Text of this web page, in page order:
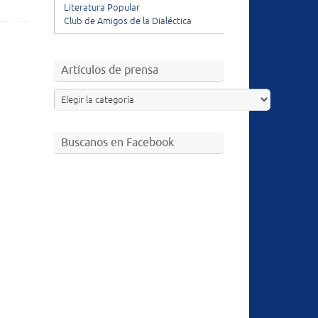
Literatura Popular
Club de Amigos de la Dialéctica
Artículos de prensa
Buscanos en Facebook